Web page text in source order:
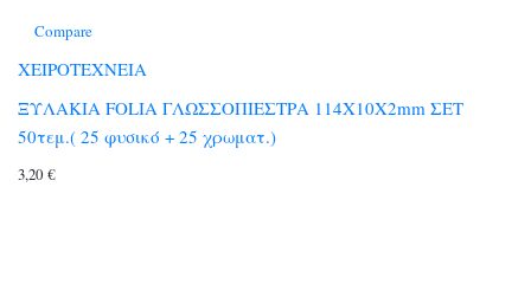
Compare
ΧΕΙΡΟΤΕΧΝΕΙΑ
ΞΥΛΑΚΙΑ FOLIA ΓΛΩΣΣΟΠΙΕΣΤΡΑ 114Χ10Χ2mm ΣΕΤ
50τεμ.( 25 φυσικό + 25 χρωματ.)
3,20 €